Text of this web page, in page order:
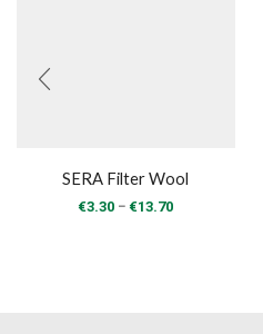
SERA Filter Wool
€3.30 – €13.70Price